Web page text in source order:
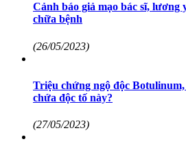
Cảnh báo giả mạo bác sĩ, lương
chữa bệnh
(26/05/2023)
Triệu chứng ngộ độc
chứa độc tố này?
(27/05/2023)